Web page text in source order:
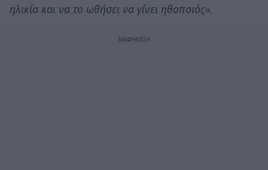
ηλικία και να το ωθήσει να γίνει ηθοποιός».